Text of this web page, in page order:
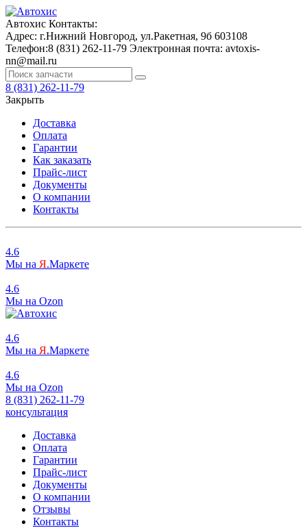
Автохис Контакты:
Адрес: г.Нижний Новгород, ул.Ракетная, 9б 603108
Телефон:8 (831) 262-11-79 Электронная почта: avtoxis-
nn@mail.ru
8 (831) 262-11-79
Закрыть
Доставка
Оплата
Гарантии
Как заказать
Прайс-лист
Документы
О компании
Контакты
4.6
Мы на Я.Маркете
4.6
Мы на Ozon
4.6
Мы на Я.Маркете
4.6
Мы на Ozon
8 (831) 262-11-79
консультация
Доставка
Оплата
Гарантии
Прайс-лист
Документы
О компании
Отзывы
Контакты